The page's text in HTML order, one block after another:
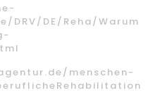
DRV/DE/Reha/Warum
menschen-